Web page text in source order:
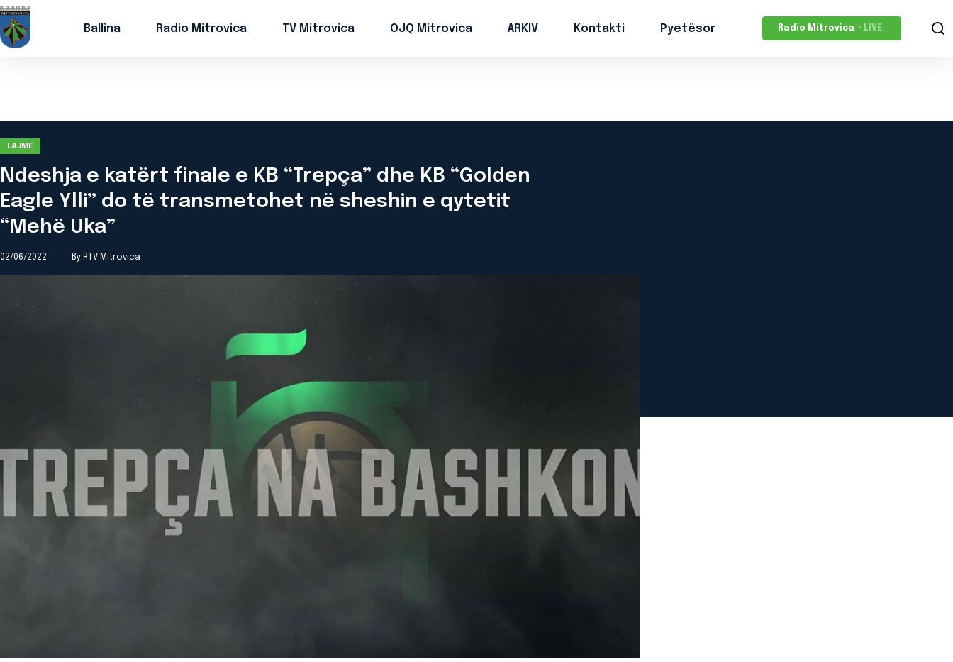
Ballina Radio Mitrovica TV Mitrovica OJQ Mitrovica ARKIV Kontakti Pyetësor Radio Mitrovica • LIVE
LAJME
Ndeshja e katërt finale e KB “Trepça” dhe KB “Golden
Eagle Ylli” do të transmetohet në sheshin e qytetit
“Mehë Uka”
02/06/2022 By RTV Mitrovica